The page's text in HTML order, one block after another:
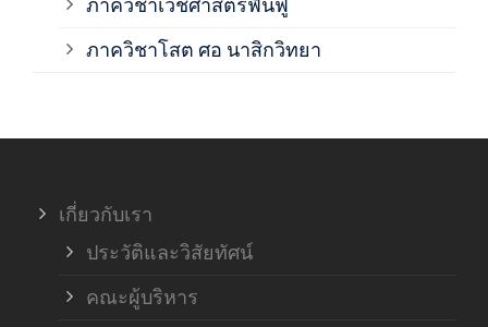
ภาควิชาโสต ศอ นาสิกวิทยา
เกี่ยวกับเรา
ประวัติและวิสัยทัศน์
คณะผู้บริหาร